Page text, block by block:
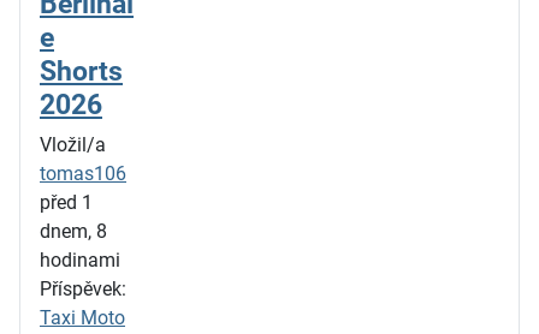
e
Shorts
2026
Vložil/a
tomas106
před 1
dnem, 8
hodinami
Příspěvek:
Taxi Moto